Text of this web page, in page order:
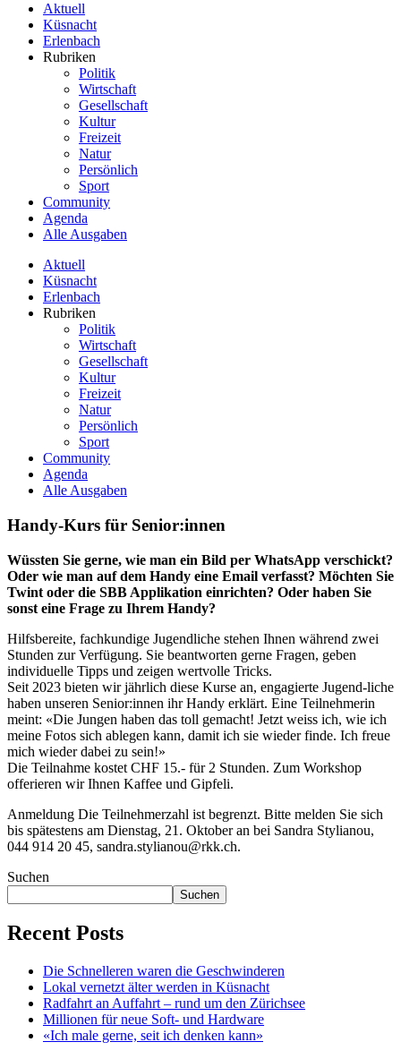
Aktuell
Küsnacht
Erlenbach
Rubriken
Politik
Wirtschaft
Gesellschaft
Kultur
Freizeit
Natur
Persönlich
Sport
Community
Agenda
Alle Ausgaben
Aktuell
Küsnacht
Erlenbach
Rubriken
Politik
Wirtschaft
Gesellschaft
Kultur
Freizeit
Natur
Persönlich
Sport
Community
Agenda
Alle Ausgaben
Handy-Kurs für Senior:innen
Wüssten Sie gerne, wie man ein Bild per WhatsApp verschickt?
Oder wie man auf dem Handy eine Email verfasst? Möchten Sie
Twint oder die SBB Applikation einrichten? Oder haben Sie
sonst eine Frage zu Ihrem Handy?
Hilfsbereite, fachkundige Jugendliche stehen Ihnen während zwei
Stunden zur Verfügung. Sie beantworten gerne Fragen, geben
individuelle Tipps und zeigen wertvolle Tricks.
Seit 2023 bieten wir jährlich diese Kurse an, engagierte Jugend-liche
haben unseren Senior:innen ihr Handy erklärt. Eine Teilnehmerin
meint: «Die Jungen haben das toll gemacht! Jetzt weiss ich, wie ich
meine Fotos sich ablegen kann, damit ich sie wieder finde. Ich freue
mich wieder dabei zu sein!»
Die Teilnahme kostet CHF 15.- für 2 Stunden. Zum Workshop
offerieren wir Ihnen Kaffee und Gipfeli.
Anmeldung Die Teilnehmerzahl ist begrenzt. Bitte melden Sie sich
bis spätestens am Dienstag, 21. Oktober an bei Sandra Stylianou,
044 914 20 45, sandra.stylianou@rkk.ch.
Suchen
Suchen
Recent Posts
Die Schnelleren waren die Geschwinderen
Lokal vernetzt älter werden in Küsnacht
Radfahrt an Auffahrt – rund um den Zürichsee
Millionen für neue Soft- und Hardware
«Ich male gerne, seit ich denken kann»